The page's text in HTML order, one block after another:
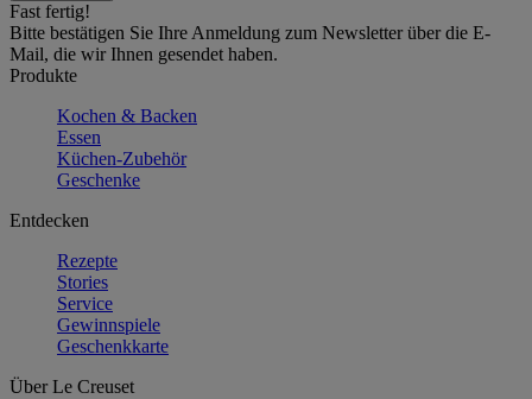
Fast fertig!
Bitte bestätigen Sie Ihre Anmeldung zum Newsletter über die E-
Mail, die wir Ihnen gesendet haben.
Produkte
Kochen & Backen
Essen
Küchen-Zubehör
Geschenke
Entdecken
Rezepte
Stories
Service
Gewinnspiele
Geschenkkarte
Über Le Creuset